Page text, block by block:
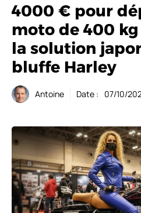
4000 € pour
moto de 400
la solution
bluffe Harley
Antoine Date : 07/10/